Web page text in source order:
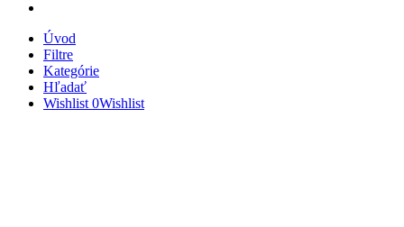
Úvod
Filtre
Kategórie
Hľadať
Wishlist 0Wishlist